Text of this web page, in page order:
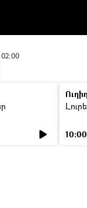
02:00
10:00